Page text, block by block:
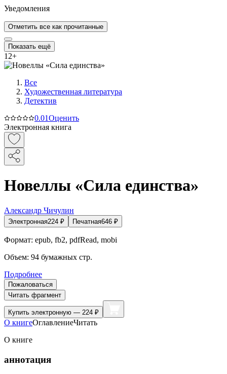
Уведомления
Отметить все как прочитанные
Показать ещё
12+
Все
Художественная литература
Детектив
0.01Оценить
Электронная книга
Новеллы «Сила единства»
Александр Чичулин
Электронная224 ₽ Печатная646 ₽
Формат: epub, fb2, pdfRead, mobi
Объем: 94 бумажных стр.
Подробнее
Пожаловаться
Читать фрагмент
Купить электронную — 224 ₽
О книгеОглавлениеЧитать
О книге
аннотация